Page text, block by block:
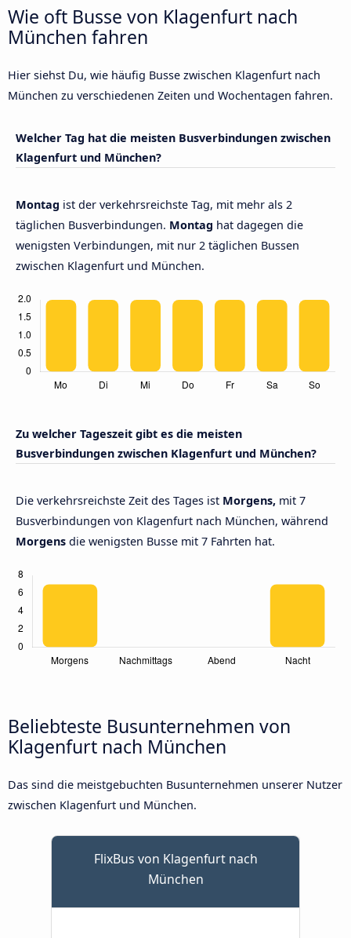
Wie oft Busse von Klagenfurt nach
München fahren
Hier siehst Du, wie häufig Busse zwischen Klagenfurt nach
München zu verschiedenen Zeiten und Wochentagen fahren.
Welcher Tag hat die meisten Busverbindungen zwischen
Klagenfurt und München?
Montag ist der verkehrsreichste Tag, mit mehr als 2
täglichen Busverbindungen. Montag hat dagegen die
wenigsten Verbindungen, mit nur 2 täglichen Bussen
zwischen Klagenfurt und München.
Zu welcher Tageszeit gibt es die meisten
Busverbindungen zwischen Klagenfurt und München?
Die verkehrsreichste Zeit des Tages ist Morgens, mit 7
Busverbindungen von Klagenfurt nach München, während
Morgens die wenigsten Busse mit 7 Fahrten hat.
Beliebteste Busunternehmen von
Klagenfurt nach München
Das sind die meistgebuchten Busunternehmen unserer Nutzer
zwischen Klagenfurt und München.
FlixBus von Klagenfurt nach
München